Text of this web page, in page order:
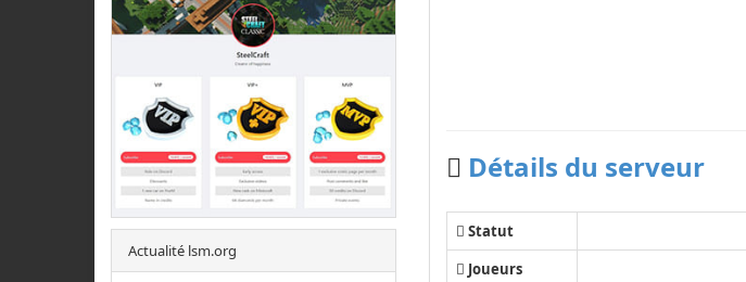
Actualité lsm.org
Détails du serveur
Statut
Joueurs